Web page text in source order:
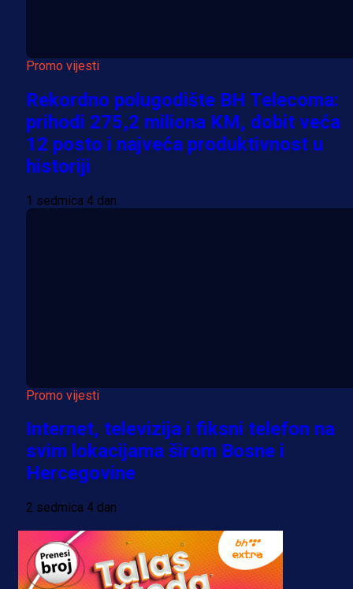
Promo vijesti
Rekordno polugodište BH Telecoma:
prihodi 275,2 miliona KM, dobit veća
12 posto i najveća produktivnost u
historiji
1 sedmica 4 dan
Promo vijesti
Internet, televizija i fiksni telefon na
svim lokacijama širom Bosne i
Hercegovine
2 sedmica 4 dan